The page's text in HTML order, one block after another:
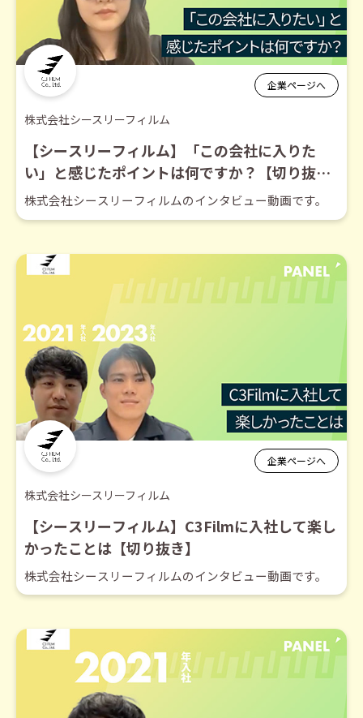
企業ページへ
株式会社シースリーフィルム
【シースリーフィルム】「この会社に入りた
い」と感じたポイントは何ですか？【切り抜
き】
株式会社シースリーフィルムのインタビュー動画です。
企業ページへ
株式会社シースリーフィルム
【シースリーフィルム】C3Filmに入社して楽し
かったことは【切り抜き】
株式会社シースリーフィルムのインタビュー動画です。